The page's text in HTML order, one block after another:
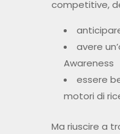
competitive,
avere
Awareness
essere
motori di
Ma riuscire a